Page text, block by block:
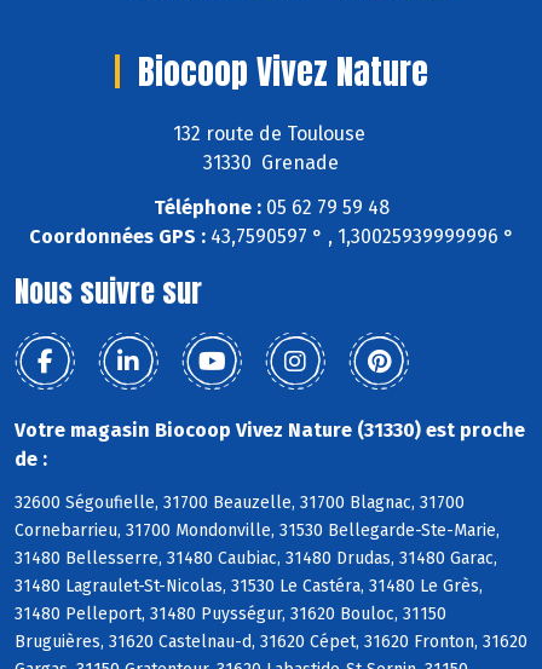
Biocoop Vivez Nature
132 route de Toulouse
31330 Grenade
Téléphone :05 62 79 59 48
Coordonnées GPS :43,7590597 ° , 1,30025939999996 °
Nous suivre sur
Votre magasin Biocoop Vivez Nature (31330) est proche
de :
32600 Ségoufielle, 31700 Beauzelle, 31700 Blagnac, 31700
Cornebarrieu, 31700 Mondonville, 31530 Bellegarde-Ste-Marie,
31480 Bellesserre, 31480 Caubiac, 31480 Drudas, 31480 Garac,
31480 Lagraulet-St-Nicolas, 31530 Le Castéra, 31480 Le Grès,
31480 Pelleport, 31480 Puysségur, 31620 Bouloc, 31150
Bruguières, 31620 Castelnau-d, 31620 Cépet, 31620 Fronton, 31620